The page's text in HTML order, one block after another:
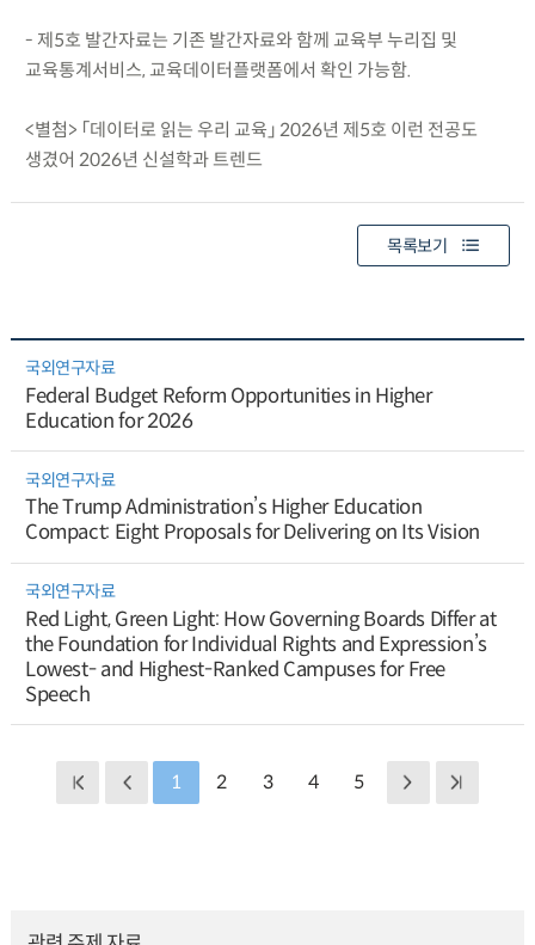
- 제5호 발간자료는 기존 발간자료와 함께 교육부 누리집 및
교육통계서비스, 교육데이터플랫폼에서 확인 가능함.
<별첨> 「데이터로 읽는 우리 교육」 2026년 제5호 이런 전공도
생겼어 2026년 신설학과 트렌드
목록보기
국외연구자료
Federal Budget Reform Opportunities in Higher
Education for 2026
국외연구자료
The Trump Administration’s Higher Education
Compact: Eight Proposals for Delivering on Its Vision
국외연구자료
Red Light, Green Light: How Governing Boards Differ at
the Foundation for Individual Rights and Expression’s
Lowest- and Highest-Ranked Campuses for Free
Speech
1 2 3 4 5